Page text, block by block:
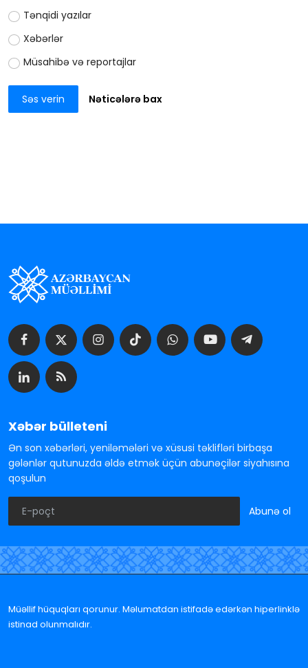
Tənqidi yazılar
Xəbərlər
Müsahibə və reportajlar
Səs verin Nəticələrə bax
Xəbər bülleteni
Ən son xəbərləri, yeniləmələri və xüsusi təklifləri birbaşa
gələnlər qutunuzda əldə etmək üçün abunəçilər siyahısına
qoşulun
Abunə ol
Müəllif hüquqları qorunur. Məlumatdan istifadə edərkən hiperlinklə
istinad olunmalıdır.